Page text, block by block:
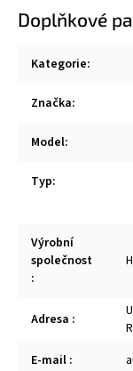
Doplňkové
Kategorie:
Značka:
Model:
Typ:
Výrobní
společnost
:
Adresa :
E-mail :